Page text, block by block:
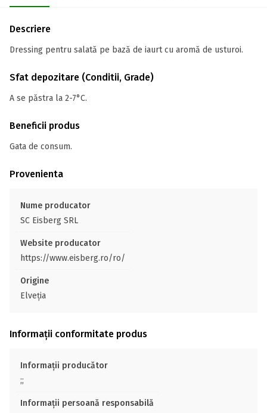
Descriere
Dressing pentru salată pe bază de iaurt cu aromă de usturoi.
Sfat depozitare (Conditii, Grade)
A se păstra la 2-7°C.
Beneficii produs
Gata de consum.
Provenienta
Nume producator
SC Eisberg SRL
Website producator
https://www.eisberg.ro/ro/
Origine
Elveţia
Informații conformitate produs
Informații producător
;;
Informații persoană responsabilă